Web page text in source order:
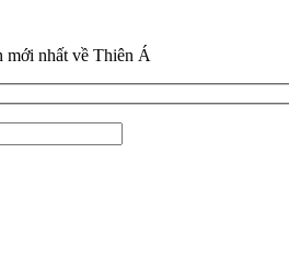
mới nhất về Thiên Á